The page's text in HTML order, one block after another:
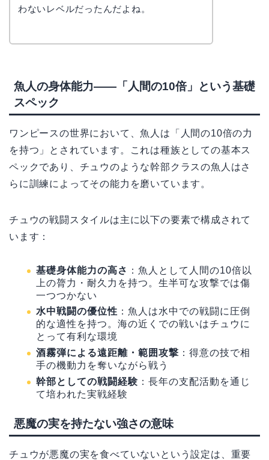
わないレベルだったんだよね。
魚人の身体能力——「人間の10倍」という基礎
スペック
ワンピースの世界において、魚人は「人間の10倍の力
を持つ」とされています。これは種族としての基本ス
ペックであり、チュウのような幹部クラスの魚人はさ
らに訓練によってその能力を磨いています。
チュウの戦闘スタイルは主に以下の要素で構成されて
います：
基礎身体能力の高さ ：魚人として人間の10倍以
上の膂力・耐久力を持つ。生半可な攻撃では傷
一つつかない
水中戦闘の優位性 ：魚人は水中での戦闘に圧倒
的な適性を持つ。海の近くでの戦いはチュウに
とって有利な環境
酒霧弾による遠距離・範囲攻撃 ：得意の技で相
手の機動力を奪いながら戦う
幹部としての戦闘経験 ：長年の支配活動を通じ
て培われた実戦経験
悪魔の実を持たない強さの意味
チュウが悪魔の実を食べていないという設定は、重要